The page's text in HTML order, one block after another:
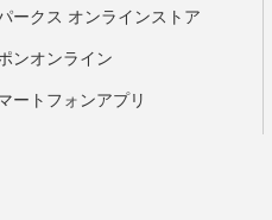
ークス オンラインストア
ンオンライン
ートフォンアプリ